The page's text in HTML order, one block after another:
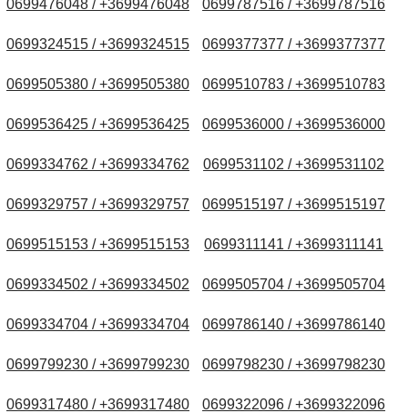
0699476048 / +3699476048 0699787516 / +3699787516
0699324515 / +3699324515 0699377377 / +3699377377
0699505380 / +3699505380 0699510783 / +3699510783
0699536425 / +3699536425 0699536000 / +3699536000
0699334762 / +3699334762 0699531102 / +3699531102
0699329757 / +3699329757 0699515197 / +3699515197
0699515153 / +3699515153 0699311141 / +3699311141
0699334502 / +3699334502 0699505704 / +3699505704
0699334704 / +3699334704 0699786140 / +3699786140
0699799230 / +3699799230 0699798230 / +3699798230
0699317480 / +3699317480 0699322096 / +3699322096